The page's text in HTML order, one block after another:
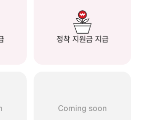
정착 지원금 지급
Coming soon